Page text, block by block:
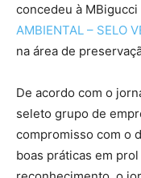
concedeu à MBigucci
AMBIENTAL – SELO
na área de
De acordo com o
seleto grupo de
compromisso com o
boas práticas em